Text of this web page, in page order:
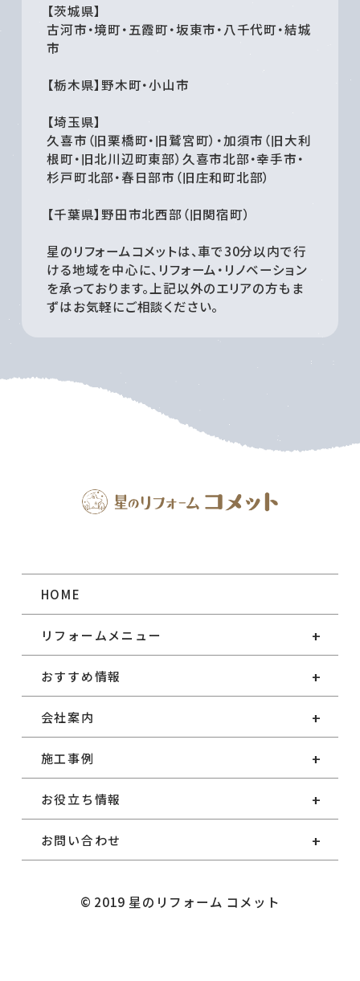
【茨城県】
古河市・境町・五霞町・坂東市・八千代町・結城
市
【栃木県】野木町・小山市
【埼玉県】
久喜市（旧栗橋町・旧鷲宮町）・加須市（旧大利
根町・旧北川辺町東部）久喜市北部・幸手市・
杉戸町北部・春日部市（旧庄和町北部）
【千葉県】野田市北西部（旧関宿町）
星のリフォームコメットは、車で30分以内で行
ける地域を中心に、リフォーム・リノベーション
を承っております。上記以外のエリアの方もま
ずはお気軽にご相談ください。
HOME
リフォームメニュー
おすすめ情報
会社案内
施工事例
お役立ち情報
お問い合わせ
© 2019 星のリフォーム コメット